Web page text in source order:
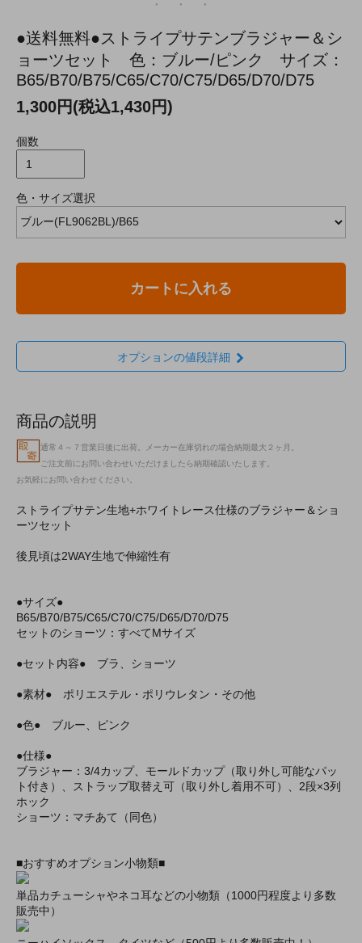
●送料無料●ストライプサテンブラジャー＆シ
ョーツセット 色：ブルー/ピンク サイズ：
B65/B70/B75/C65/C70/C75/D65/D70/D75
1,300円(税込1,430円)
個数
色・サイズ選択
カートに入れる
オプションの値段詳細
商品の説明
通常４～７営業日後に出荷。メーカー在庫切れの場合納期最大２ヶ月。
ご注文前にお問い合わせいただけましたら納期確認いたします。
お気軽にお問い合わせください。
ストライプサテン生地+ホワイトレース仕様のブラジャー＆ショ
ーツセット
後見頃は2WAY生地で伸縮性有
●サイズ●
B65/B70/B75/C65/C70/C75/D65/D70/D75
セットのショーツ：すべてMサイズ
●セット内容● ブラ、ショーツ
●素材● ポリエステル・ポリウレタン・その他
●色● ブルー、ピンク
●仕様●
ブラジャー：3/4カップ、モールドカップ（取り外し可能なパッ
ト付き）、ストラップ取替え可（取り外し着用不可）、2段×3列
ホック
ショーツ：マチあて（同色）
■おすすめオプション小物類■
単品カチューシャやネコ耳などの小物類（1000円程度より多数
販売中）